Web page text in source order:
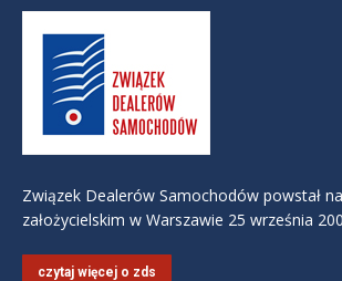
Związek Dealerów Samochodów powstał
założycielskim w Warszawie 25 września
czytaj więcej o zds